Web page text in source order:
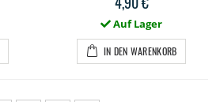
Auf Lager
IN DEN WARENKORB